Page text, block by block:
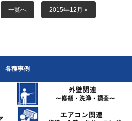
スタッフ紹介
一覧へ 2015年12月 »
各種事例